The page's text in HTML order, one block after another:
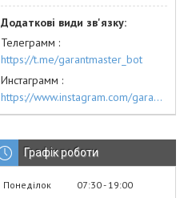
Телеграмм
https://t.me/garantmaster_bot
Инстаграмм
https://www.instagram.com/garantmaster.ua/
Графік роботи
Понеділок 07:30 19:00